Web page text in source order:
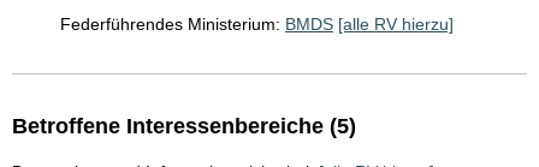
Federführendes Ministerium: BMDS [alle RV hierzu]
Betroffene Interessenbereiche (5)